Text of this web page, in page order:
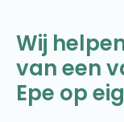
Wij
van een
Epe op